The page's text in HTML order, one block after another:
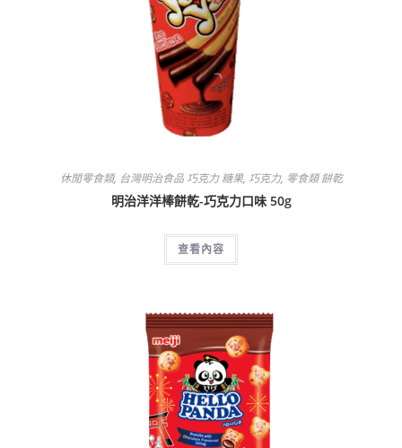
休閒零食類, 台灣明治食品 巧克力 糖果, 巧克力, 零食類 餅乾
明治洋洋棒餅乾-巧克力口味 50g
查看內容